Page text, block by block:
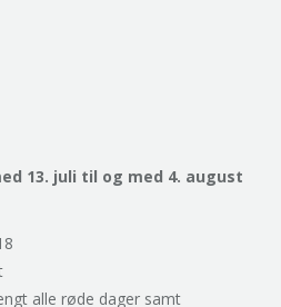
13. juli til og med 4. august
alle røde dager samt